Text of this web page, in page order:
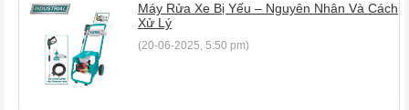
Máy Rửa Xe Bị Yếu – Nguyên Nhân Và Cách
Xử Lý
(20-06-2025, 5:50 pm)